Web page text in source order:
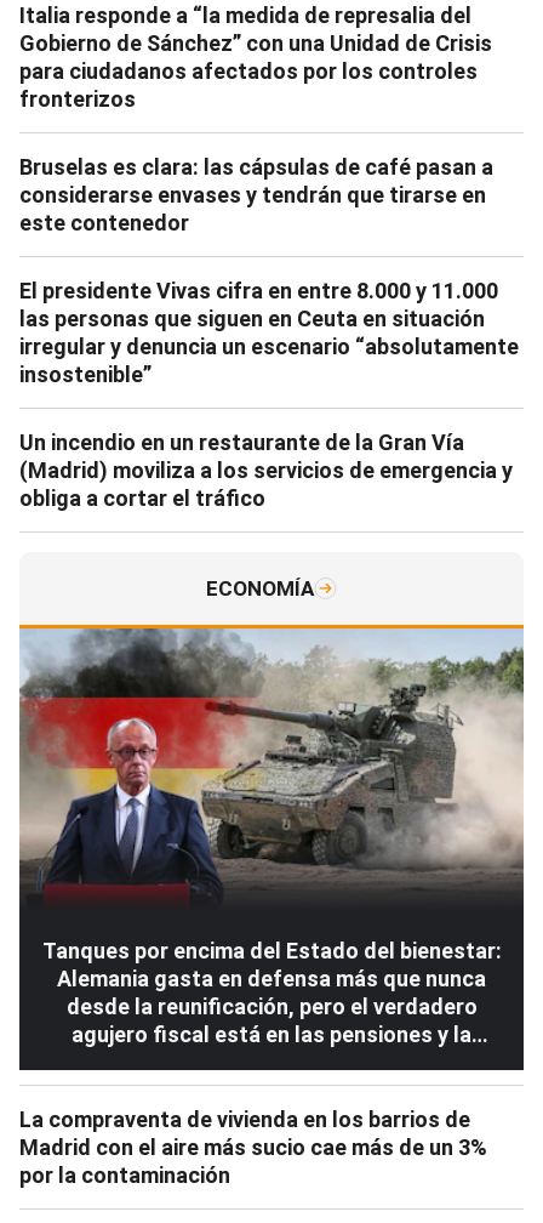
Italia responde a “la medida de represalia del
Gobierno de Sánchez” con una Unidad de Crisis
para ciudadanos afectados por los controles
fronterizos
Bruselas es clara: las cápsulas de café pasan a
considerarse envases y tendrán que tirarse en
este contenedor
El presidente Vivas cifra en entre 8.000 y 11.000
las personas que siguen en Ceuta en situación
irregular y denuncia un escenario “absolutamente
insostenible”
Un incendio en un restaurante de la Gran Vía
(Madrid) moviliza a los servicios de emergencia y
obliga a cortar el tráfico
ECONOMÍA
Tanques por encima del Estado del bienestar:
Alemania gasta en defensa más que nunca
desde la reunificación, pero el verdadero
agujero fiscal está en las pensiones y la
La compraventa de vivienda en los barrios de
Madrid con el aire más sucio cae más de un 3%
por la contaminación